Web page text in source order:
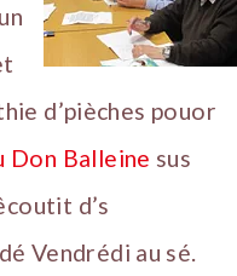
d’pièches pouor
Don Balleine sus
d’s
Vendrédi au sé.